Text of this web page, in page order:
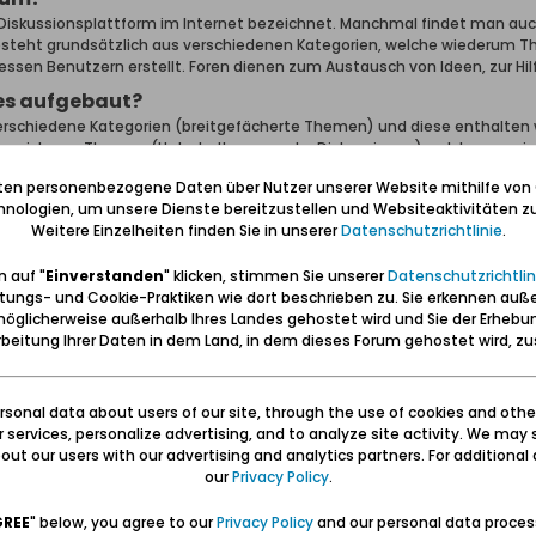
im Internet bezeichnet. Manchmal findet man
grundsätzlich aus verschiedenen Kategorien, welche wiederum
Benutzern erstellt. Foren dienen zum Austausch von Ideen, zur
aufgebaut?
Kategorien (breitgefächerte Themen) und diese
sich nun Themen (Unterhaltungen oder Diskussionen) welche aus
man auf der Startseite eine Liste der Kategorien und Foren inklusive
Blick, welcher Benutzer den neuesten Beitrag erstellt hat. Als
Beiträge, Bilder oder geteilte Inhalte.
zurecht?
eines Forums klickst, wird dir eine Liste der darin enthaltenen
im Forum oder zwischen Gästen. Jedes Thema beginnt mit einem
zu starten, klicke auf die Schaltfläche+ Neues Thema(du benötigst
verschiedene Art und Weise sortiert werden. Standardmäßig wird
kann auch das Thema mit den meisten Antworten zu Beginn
auf "Filter". Damit werden verschiedene Optionen angezeigt.
Themen
gibt, als pro Seite angezeigt werden können, wird ein Feld namens
personenbezogene Daten über Nutzer unserer Website mithilfe von
um unsere Dienste bereitzustellen und Websiteaktivitäten
Weitere Einzelheiten finden Sie in unsererDatenschutzrichtlinie.
auf "Einverstanden" klicken, stimmen Sie unserer
und Cookie-Praktiken wie dort beschrieben zu. Sie erkennen
außerhalb Ihres Landes gehostet wird und Sie der
Ihrer Daten in dem Land, in dem dieses Forum gehostet wird,
data about users of our site, through the use of cookies and
services, personalize advertising, and to analyze site activity. We may
our users with our advertising and analytics partners. For additional
ourPrivacy Policy.
" below, you agree to ourPrivacy Policyand our personal data